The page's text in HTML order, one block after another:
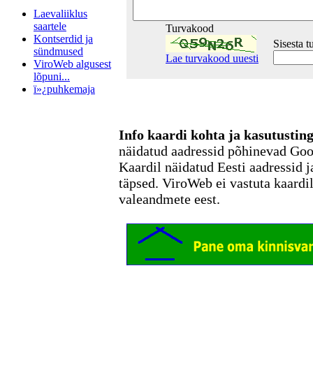
Laevaliiklus
saartele
Kontserdid ja
sündmused
ViroWeb algusest
lõpuni...
ï»¿puhkemaja
Turvakood
Lae turvakood uuesti
Sisesta
Info kaardi kohta ja
näidatud aadressid põhinevad
Kaardil näidatud Eesti aadressid
täpsed. ViroWeb ei vastuta
valeandmete eest.